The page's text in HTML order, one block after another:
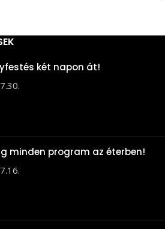
két napon át!
minden program az éterben!